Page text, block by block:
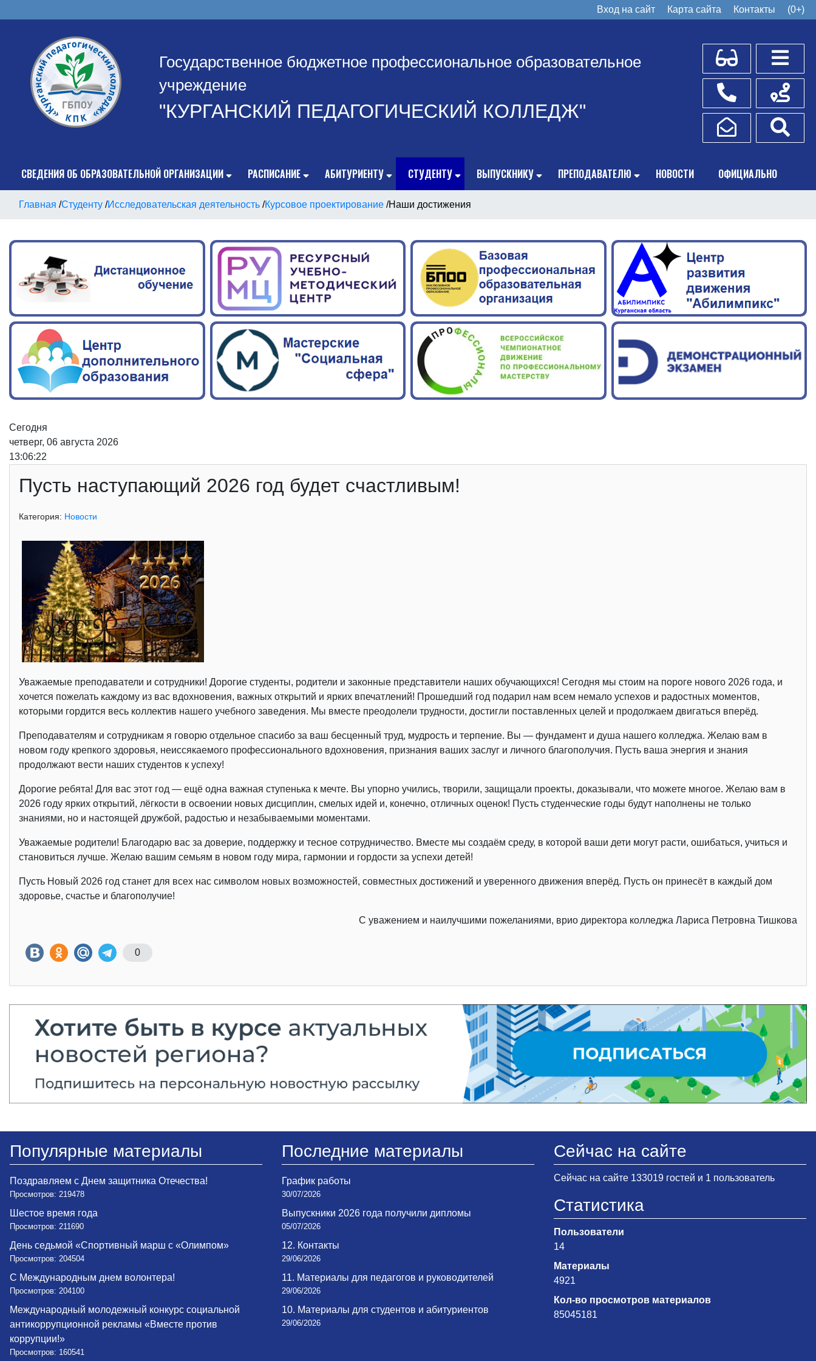
Вход на сайт Карта сайта Контакты (0+)
Государственное бюджетное профессиональное образовательное
учреждение
"КУРГАНСКИЙ ПЕДАГОГИЧЕСКИЙ КОЛЛЕДЖ"
Для слабовидящих
Телефоны
Написать обращение
Схема
СВЕДЕНИЯ ОБ ОБРАЗОВАТЕЛЬНОЙ ОРГАНИЗАЦИИ РАСПИСАНИЕ АБИТУРИЕНТУ СТУДЕНТУ ВЫПУСКНИКУ ПРЕПОДАВАТЕЛЮ НОВОСТИ ОФИЦИАЛЬНО
Главная /Студенту /Исследовательская деятельность /Курсовое проектирование /Наши достижения
Сегодня
четверг, 06 августа 2026
13:06:23
Пусть наступающий 2026 год будет счастливым!
Категория: Новости
Уважаемые преподаватели и сотрудники! Дорогие студенты, родители и законные представители наших обучающихся! Сегодня мы стоим на пороге нового 2026 года, и
хочется пожелать каждому из вас вдохновения, важных открытий и ярких впечатлений! Прошедший год подарил нам всем немало успехов и радостных моментов,
которыми гордится весь коллектив нашего учебного заведения. Мы вместе преодолели трудности, достигли поставленных целей и продолжаем двигаться вперёд.
Преподавателям и сотрудникам я говорю отдельное спасибо за ваш бесценный труд, мудрость и терпение. Вы — фундамент и душа нашего колледжа. Желаю вам в
новом году крепкого здоровья, неиссякаемого профессионального вдохновения, признания ваших заслуг и личного благополучия. Пусть ваша энергия и знания
продолжают вести наших студентов к успеху!
Дорогие ребята! Для вас этот год — ещё одна важная ступенька к мечте. Вы упорно учились, творили, защищали проекты, доказывали, что можете многое. Желаю вам в
2026 году ярких открытий, лёгкости в освоении новых дисциплин, смелых идей и, конечно, отличных оценок! Пусть студенческие годы будут наполнены не только
знаниями, но и настоящей дружбой, радостью и незабываемыми моментами.
Уважаемые родители! Благодарю вас за доверие, поддержку и тесное сотрудничество. Вместе мы создаём среду, в которой ваши дети могут расти, ошибаться, учиться и
становиться лучше. Желаю вашим семьям в новом году мира, гармонии и гордости за успехи детей!
Пусть Новый 2026 год станет для всех нас символом новых возможностей, совместных достижений и уверенного движения вперёд. Пусть он принесёт в каждый дом
здоровье, счастье и благополучие!
С уважением и наилучшими пожеланиями, врио директора колледжа Лариса Петровна Тишкова
0
Популярные материалы
Поздравляем с Днем защитника Отечества!
Просмотров: 219478
Шестое время года
Просмотров: 211690
День седьмой «Спортивный марш с «Олимпом»
Просмотров: 204504
С Международным днем волонтера!
Просмотров: 204100
Международный молодежный конкурс социальной
антикоррупционной рекламы «Вместе против
коррупции!»
Просмотров: 160541
Последние материалы
График работы
30/07/2026
Выпускники 2026 года получили дипломы
05/07/2026
12. Контакты
29/06/2026
11. Материалы для педагогов и руководителей
29/06/2026
10. Материалы для студентов и абитуриентов
29/06/2026
Сейчас на сайте
Сейчас на сайте 133019 гостей и 1 пользователь
Статистика
Пользователи
14
Материалы
4921
Кол-во просмотров материалов
85045181